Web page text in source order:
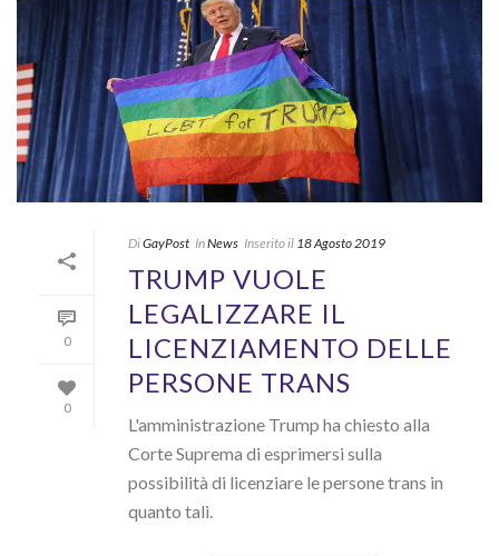
0
0
DiGayPost InNews Inserito il 18 Agosto 2019
TRUMP VUOLE
LEGALIZZARE IL
LICENZIAMENTO DELLE
PERSONE TRANS
L'amministrazione Trump ha chiesto alla
Corte Suprema di esprimersi sulla
possibilità di licenziare le persone trans in
quanto tali.